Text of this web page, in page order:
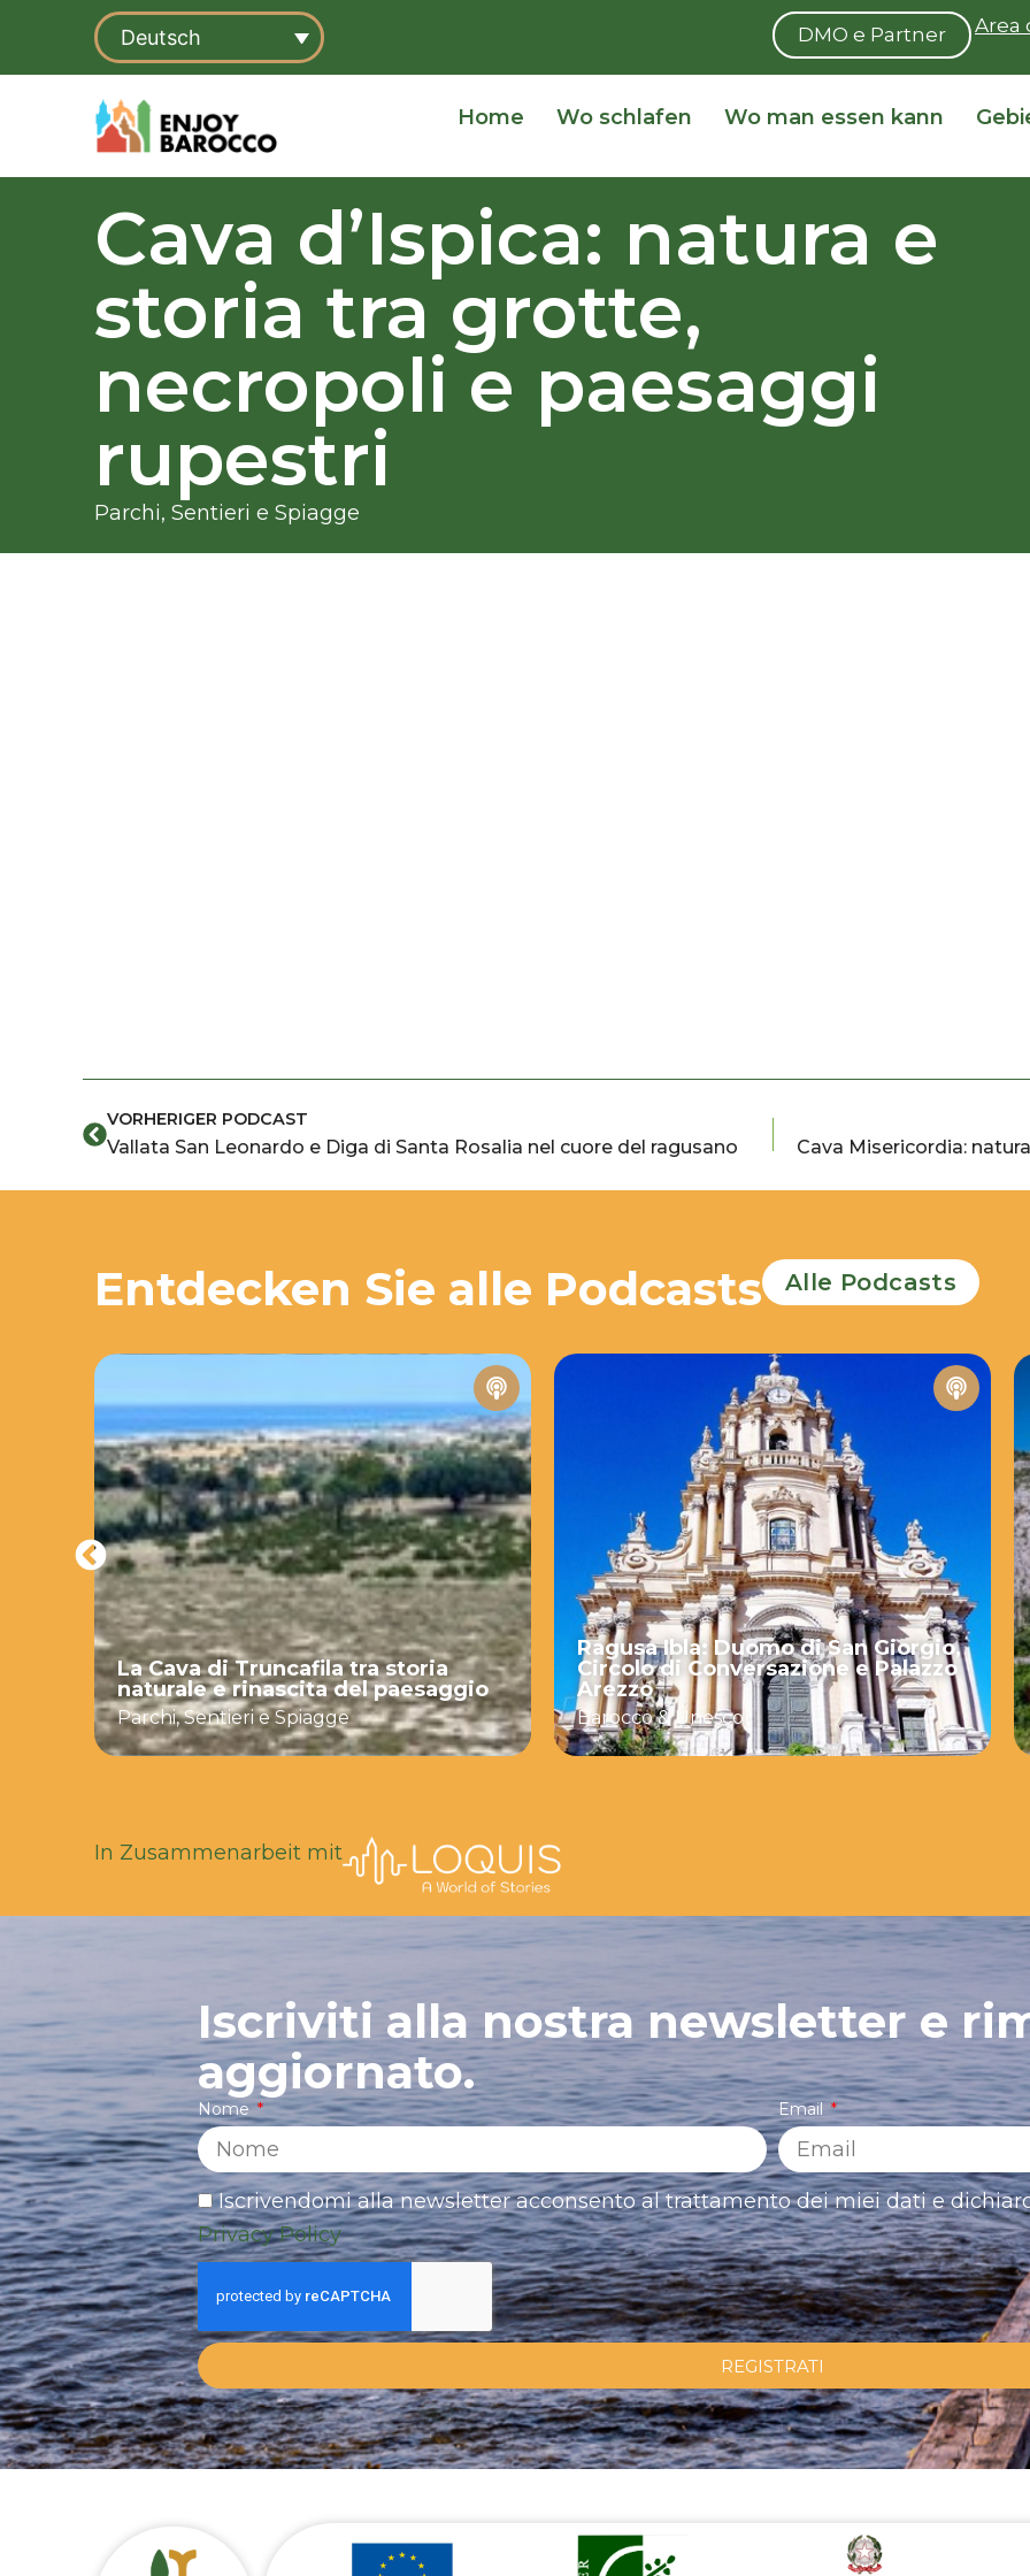
springen
Deutsch DMO e Partner Area
Home Wo schlafen Wo man essen kann
Cava d’Ispica: natura e
storia tra grotte,
necropoli e paesaggi
rupestri
Parchi, Sentieri e Spiagge
Zurück
VORHERIGER PODCAST
Vallata San Leonardo e Diga di Santa Rosalia nel cuore del ragusano Cava Misericordia:
Entdecken Sie alle Podcasts Alle Podcasts
La Cava di Truncafila tra storia
naturale e rinascita del paesaggio
Parchi, Sentieri e Spiagge
Ragusa Ibla: Duomo di San Giorgio,
Circolo di Conversazione e Palazzo
Arezzo
Barocco & Unesco
In Zusammenarbeit mit
Iscriviti alla nostra newsletter e
aggiornato.
Nome Email
Iscrivendomi alla newsletter acconsento al trattamento dei miei dati e
Privacy Policy
REGISTRATI